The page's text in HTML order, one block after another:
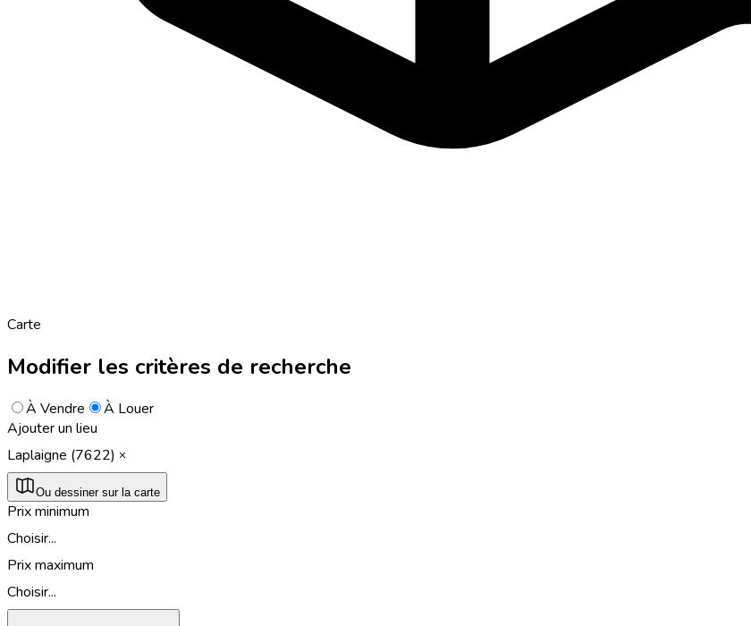
Carte
Modifier les critères de recherche
À Vendre
À Louer
Ajouter un lieu
Laplaigne (7622)
Ou dessiner sur la carte
Prix minimum
Choisir...
Prix maximum
Choisir...